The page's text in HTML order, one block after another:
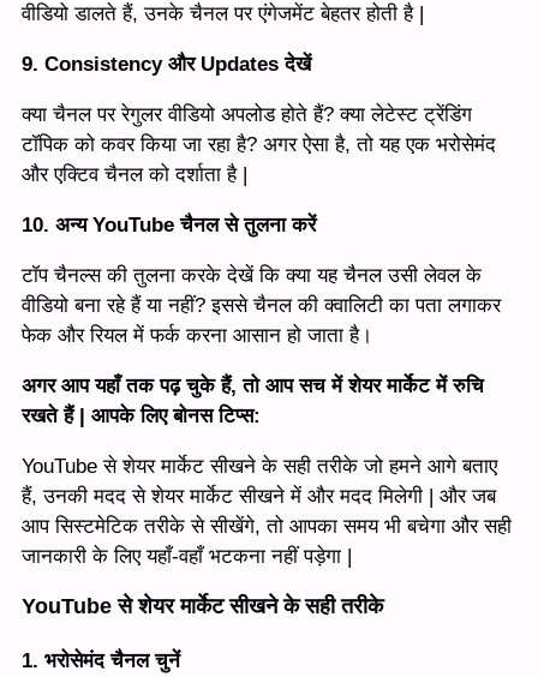
वीडियो डालते हैं, उनके चैनल पर एंगेजमेंट बेहतर होती है |
9. Consistency और Updates देखें
क्या चैनल पर रेगुलर वीडियो अपलोड होते हैं? क्या लेटेस्ट ट्रेंडिंग
टॉपिक को कवर किया जा रहा है? अगर ऐसा है, तो यह एक भरोसेमंद
और एक्टिव चैनल को दर्शाता है |
10. अन्य YouTube चैनल से तुलना करें
टॉप चैनल्स की तुलना करके देखें कि क्या यह चैनल उसी लेवल के
वीडियो बना रहे हैं या नहीं? इससे चैनल की क्वालिटी का पता लगाकर
फेक और रियल में फर्क करना आसान हो जाता है।
अगर आप यहाँ तक पढ़ चुके हैं, तो आप सच में शेयर मार्केट में रुचि
रखते हैं | आपके लिए बोनस टिप्स:
YouTube से शेयर मार्केट सीखने के सही तरीके जो हमने आगे बताए
हैं, उनकी मदद से शेयर मार्केट सीखने में और मदद मिलेगी | और जब
आप सिस्टमेटिक तरीके से सीखेंगे, तो आपका समय भी बचेगा और सही
जानकारी के लिए यहाँ-वहाँ भटकना नहीं पड़ेगा |
YouTube से शेयर मार्केट सीखने के सही तरीके
1. भरोसेमंद चैनल चुनें